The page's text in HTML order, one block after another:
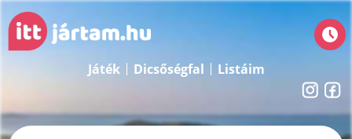
Játék Dicsőségfal Listáim